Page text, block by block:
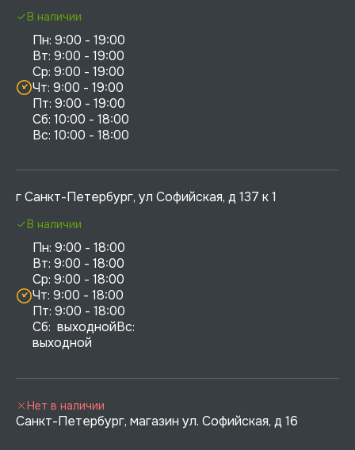
Пн: 9:00 - 19:00
Вт: 9:00 - 19:00
Ср: 9:00 - 19:00
Чт: 9:00 - 19:00
Пт: 9:00 - 19:00
Сб: 10:00 - 18:00
В наличии
г Санкт-Петербург, ул Софийская, д 137 к 1
Пн: 9:00 - 18:00
Вт: 9:00 - 18:00
Ср: 9:00 - 18:00
Чт: 9:00 - 18:00
Пт: 9:00 - 18:00
Сб:  выходнойВс:
выходной
В наличии
Санкт-Петербург, магазин ул. Софийская, д 16
Нет в наличии